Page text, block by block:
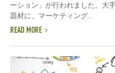
ーション」が行われました。大
題材に、マーケティング...
READ MORE